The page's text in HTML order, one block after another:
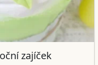
zajíček